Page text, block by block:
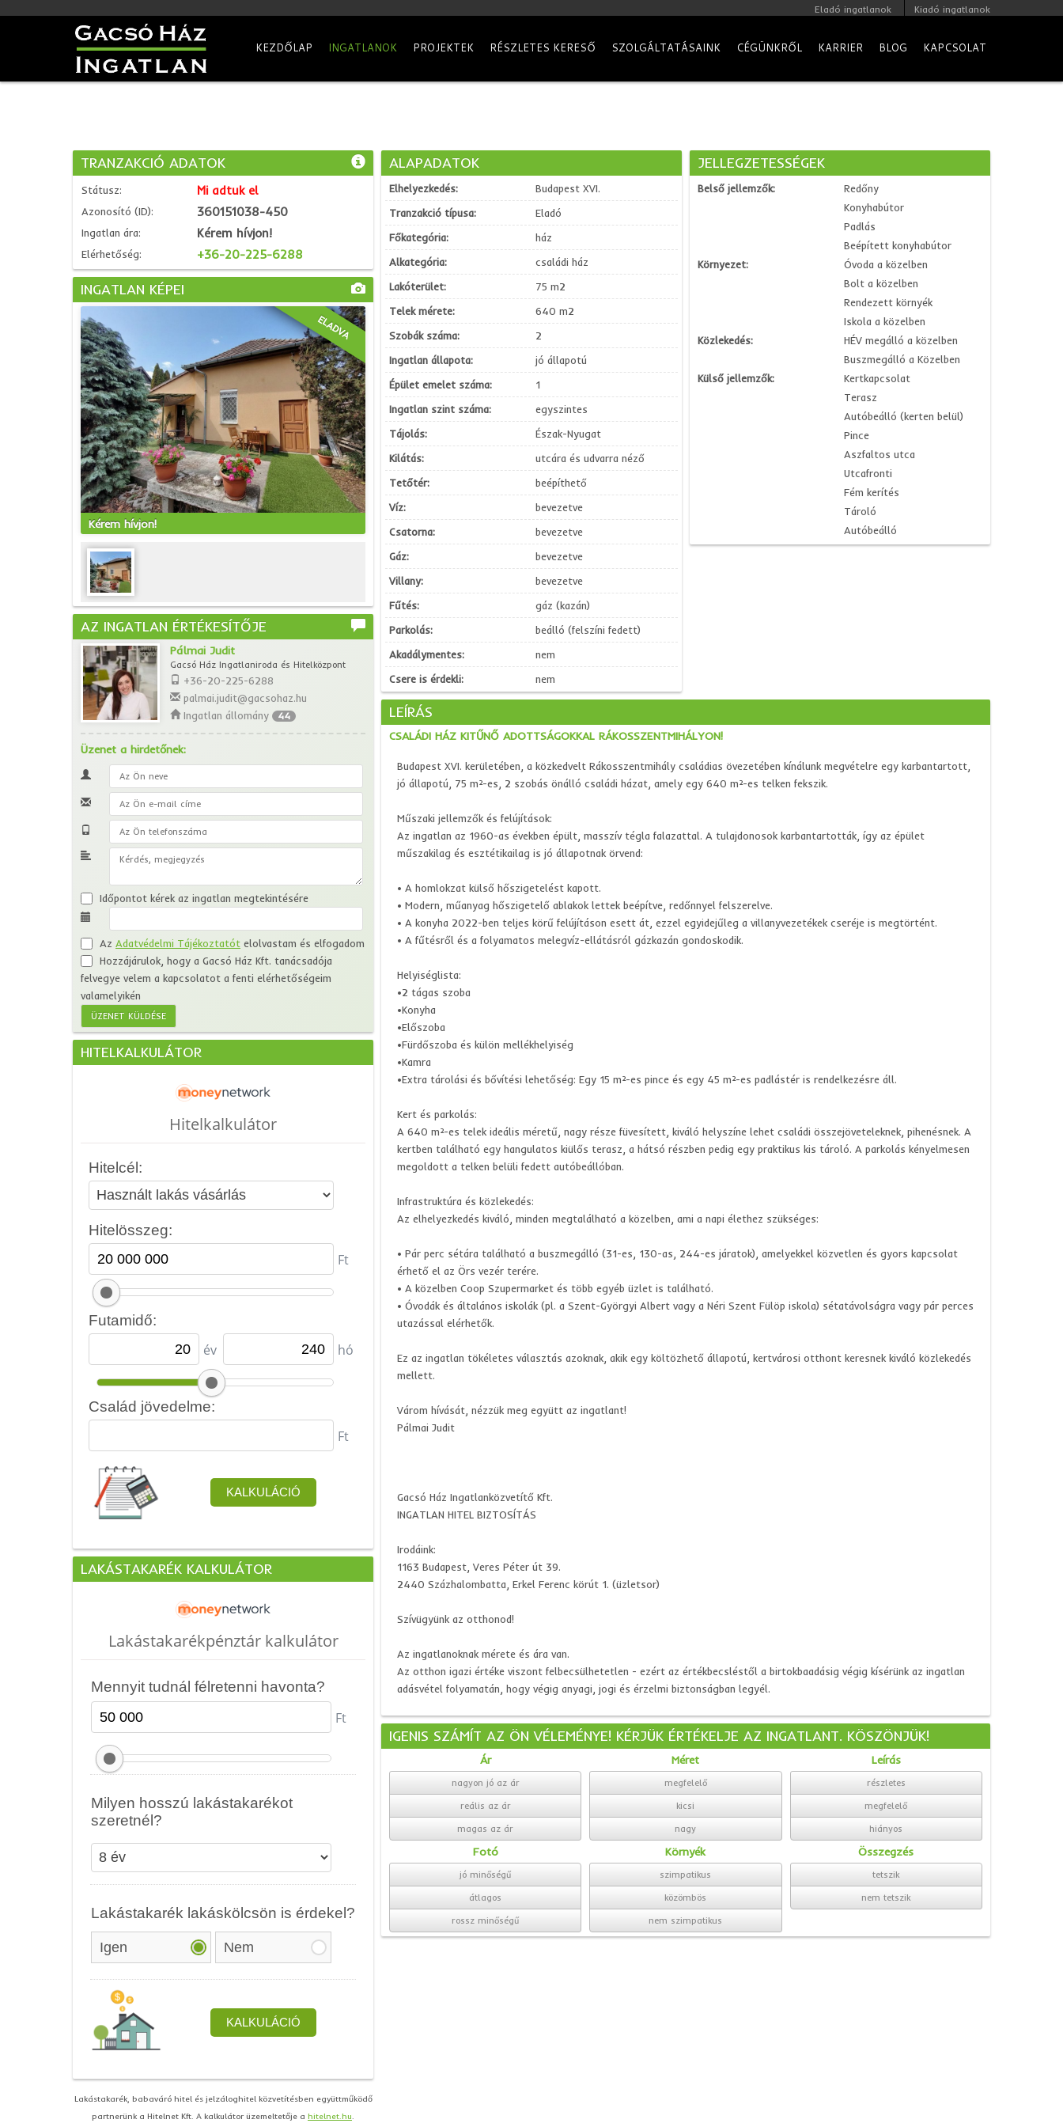
Eladó ingatlanok Kiadó ingatlanok
KEZDŐLAP INGATLANOK PROJEKTEK RÉSZLETES KERESŐ SZOLGÁLTATÁSAINK CÉGÜNKRŐL KARRIER BLOG KAPCSOLAT
TRANZAKCIÓ ADATOK
Státusz: Mi adtuk el
Azonosító (ID): 360151038-450
Ingatlan ára: Kérem hívjon!
Elérhetőség: +36-20-225-6288
INGATLAN KÉPEI
ELADVA
Kérem hívjon!
AZ INGATLAN ÉRTÉKESÍTŐJE
Pálmai Judit
Gacsó Ház Ingatlaniroda és Hitelközpont
+36-20-225-6288
palmai.judit@gacsohaz.hu
Ingatlan állomány
44
Üzenet a hirdetőnek:
Időpontot kérek az ingatlan megtekintésére
Az Adatvédelmi Tájékoztatót elolvastam és elfogadom
Hozzájárulok, hogy a Gacsó Ház Kft. tanácsadója
felvegye velem a kapcsolatot a fenti elérhetőségeim
valamelyikén
HITELKALKULÁTOR
LAKÁSTAKARÉK KALKULÁTOR
Lakástakarék, babaváró hitel és jelzáloghitel közvetítésben együttműködő
partnerünk a Hitelnet Kft. A kalkulátor üzemeltetője a hitelnet.hu.
ALAPADATOK
Elhelyezkedés:
Budapest XVI.
Tranzakció típusa:
Eladó
Főkategória:
ház
Alkategória:
családi ház
Lakóterület:
75 m2
Telek mérete:
640 m2
Szobák száma:
2
Ingatlan állapota:
jó állapotú
Épület emelet száma:
1
Ingatlan szint száma:
egyszintes
Tájolás:
Észak-Nyugat
Kilátás:
utcára és udvarra néző
Tetőtér:
beépíthető
Víz:
bevezetve
Csatorna:
bevezetve
Gáz:
bevezetve
Villany:
bevezetve
Fűtés:
gáz (kazán)
Parkolás:
beálló (felszíni fedett)
Akadálymentes:
nem
Csere is érdekli:
nem
JELLEGZETESSÉGEK
Belső jellemzők:
Redőny
Konyhabútor
Padlás
Beépített konyhabútor
Környezet:
Óvoda a közelben
Bolt a közelben
Rendezett környék
Iskola a közelben
Közlekedés:
HÉV megálló a közelben
Buszmegálló a Közelben
Külső jellemzők:
Kertkapcsolat
Terasz
Autóbeálló (kerten belül)
Pince
Aszfaltos utca
Utcafronti
Fém kerítés
Tároló
Autóbeálló
LEÍRÁS
CSALÁDI HÁZ KITŰNŐ ADOTTSÁGOKKAL RÁKOSSZENTMIHÁLYON!
Budapest XVI. kerületében, a közkedvelt Rákosszentmihály családias övezetében kínálunk megvételre egy karbantartott,
jó állapotú, 75 m²-es, 2 szobás önálló családi házat, amely egy 640 m²-es telken fekszik.
Műszaki jellemzők és felújítások:
Az ingatlan az 1960-as években épült, masszív tégla falazattal. A tulajdonosok karbantartották, így az épület
műszakilag és esztétikailag is jó állapotnak örvend:
• A homlokzat külső hőszigetelést kapott.
• Modern, műanyag hőszigetelő ablakok lettek beépítve, redőnnyel felszerelve.
• A konyha 2022-ben teljes körű felújításon esett át, ezzel egyidejűleg a villanyvezetékek cseréje is megtörtént.
• A fűtésről és a folyamatos melegvíz-ellátásról gázkazán gondoskodik.
Helyiséglista:
•2 tágas szoba
•Konyha
•Előszoba
•Fürdőszoba és külön mellékhelyiség
•Kamra
•Extra tárolási és bővítési lehetőség: Egy 15 m²-es pince és egy 45 m²-es padlástér is rendelkezésre áll.
Kert és parkolás:
A 640 m²-es telek ideális méretű, nagy része füvesített, kiváló helyszíne lehet családi összejöveteleknek, pihenésnek. A
kertben található egy hangulatos kiülős terasz, a hátsó részben pedig egy praktikus kis tároló. A parkolás kényelmesen
megoldott a telken belüli fedett autóbeállóban.
Infrastruktúra és közlekedés:
Az elhelyezkedés kiváló, minden megtalálható a közelben, ami a napi élethez szükséges:
• Pár perc sétára található a buszmegálló (31-es, 130-as, 244-es járatok), amelyekkel közvetlen és gyors kapcsolat
érhető el az Örs vezér terére.
• A közelben Coop Szupermarket és több egyéb üzlet is található.
• Óvodák és általános iskolák (pl. a Szent-Györgyi Albert vagy a Néri Szent Fülöp iskola) sétatávolságra vagy pár perces
utazással elérhetők.
Ez az ingatlan tökéletes választás azoknak, akik egy költözhető állapotú, kertvárosi otthont keresnek kiváló közlekedés
mellett.
Várom hívását, nézzük meg együtt az ingatlant!
Pálmai Judit
Gacsó Ház Ingatlanközvetítő Kft.
INGATLAN HITEL BIZTOSÍTÁS
Irodáink:
1163 Budapest, Veres Péter út 39.
2440 Százhalombatta, Erkel Ferenc körút 1. (üzletsor)
Szívügyünk az otthonod!
Az ingatlanoknak mérete és ára van.
Az otthon igazi értéke viszont felbecsülhetetlen - ezért az értékbecsléstől a birtokbaadásig végig kísérünk az ingatlan
adásvétel folyamatán, hogy végig anyagi, jogi és érzelmi biztonságban legyél.
IGENIS SZÁMÍT AZ ÖN VÉLEMÉNYE! KÉRJÜK ÉRTÉKELJE AZ INGATLANT. KÖSZÖNJÜK!
Ár
nagyon jó az ár
reális az ár
magas az ár
Méret
megfelelő
kicsi
nagy
Leírás
részletes
megfelelő
hiányos
Fotó
jó minőségű
átlagos
rossz minőségű
Környék
szimpatikus
közömbös
nem szimpatikus
Összegzés
tetszik
nem tetszik